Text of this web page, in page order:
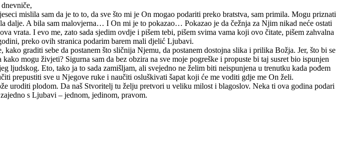
mislila sam da je to to, da sve što mi je On mogao podariti preko bratstva, sam primila. Mogu priznati
dalje. A bila sam malovjerna… I On mi je to pokazao… Pokazao je da čežnja za Njim nikad neće ostati
vrata. I evo me, zato sada sjedim ovdje i pišem tebi, pišem svima vama koji ovo čitate, pišem zahvalna
preko ovih stranica podarim barem mali djelić Ljubavi.
graditi sebe da postanem što sličnija Njemu, da postanem dostojna slika i prilika Božja. Jer, što bi se
mogu živjeti? Sigurna sam da bez obzira na sve moje pogreške i propuste bi taj susret bio ispunjen
Eto, tako ja to sada zamišljam, ali svejedno ne želim biti neispunjena u trenutku kada pođem
prepustiti sve u Njegove ruke i naučiti osluškivati šapat koji će me voditi gdje me On želi.
uroditi plodom. Da naš Stvoritelj tu želju pretvori u veliku milost i blagoslov. Neka ti ova godina podari
s Ljubavi – jednom, jedinom, pravom.